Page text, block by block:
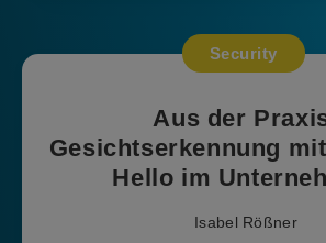
Security
Aus der
Gesichtserkennung
Hello im
Isabel Rößner